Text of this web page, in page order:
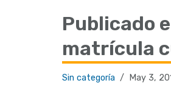
Publicado
matrícula
Sin categoría May 3,